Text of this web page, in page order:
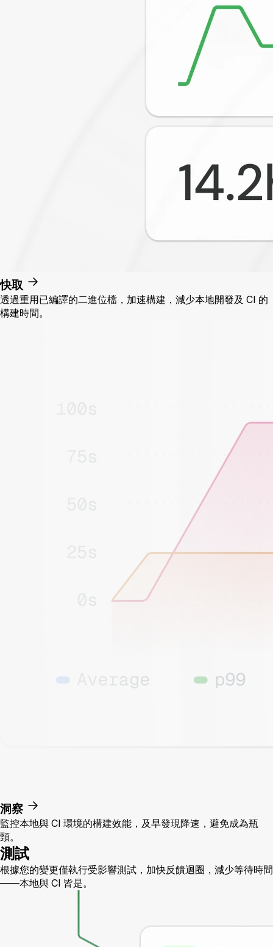
快取
透過重用已編譯的二進位檔，加速構建，減少本地開發及 CI 的
構建時間。
洞察
監控本地與 CI 環境的構建效能，及早發現降速，避免成為瓶
頸。
測試
根據您的變更僅執行受影響測試，加快反饋迴圈，減少等待時間
——本地與 CI 皆是。